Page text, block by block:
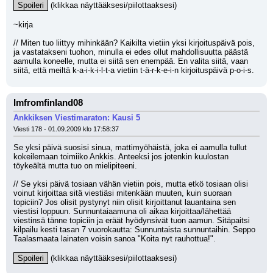
Spoileri (klikkaa näyttääksesi/piilottaaksesi)
~kirja
// Miten tuo liittyy mihinkään? Kaikilta vietiin yksi kirjoituspäivä pois,
ja vastatakseni tuohon, minulla ei edes ollut mahdollisuutta päästä
aamulla koneelle, mutta ei siitä sen enempää. En valita siitä, vaan
siitä, että meiltä k-a-i-k-i-l-t-a vietiin t-ä-r-k-e-i-n kirjoituspäivä p-o-i-s.
Imfromfinland08
Ankkiksen Viestimaraton: Kausi 5
Viesti 178 - 01.09.2009 klo 17:58:37
Se yksi päivä suosisi sinua, mattimyöhäistä, joka ei aamulla tullut
kokeilemaan toimiiko Ankkis. Anteeksi jos jotenkin kuulostan
töykeältä mutta tuo on mielipiteeni.
// Se yksi päivä tosiaan vähän vietiin pois, mutta etkö tosiaan olisi
voinut kirjoittaa sitä viestiäsi mitenkään muuten, kuin suoraan
topiciin? Jos olisit pystynyt niin olisit kirjoittanut lauantaina sen
viestisi loppuun. Sunnuntaiaamuna oli aikaa kirjoittaa/lähettää
viestinsä tänne topiciin ja eräät hyödynsivät tuon aamun. Sitäpaitsi
kilpailu kesti tasan 7 vuorokautta: Sunnuntaista sunnuntaihin. Seppo
Taalasmaata lainaten voisin sanoa "Koita nyt rauhottua!".
Spoileri (klikkaa näyttääksesi/piilottaaksesi)